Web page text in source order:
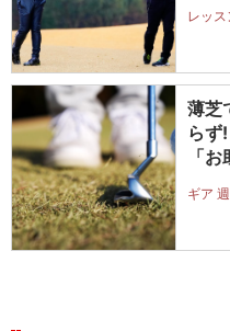
レッス
薄芝
ら
「
ギア